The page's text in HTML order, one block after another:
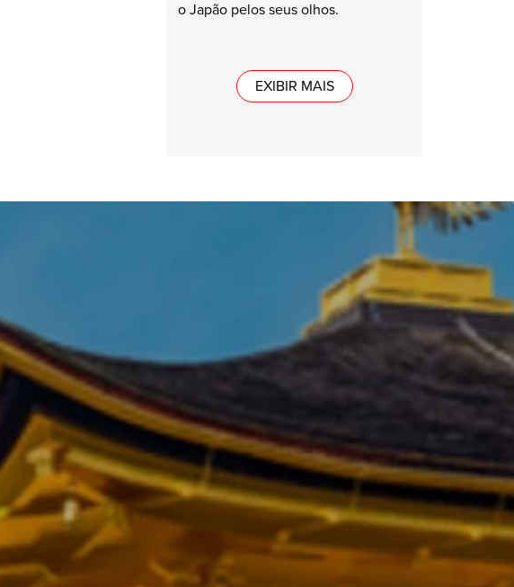
o Japão pelos seus olhos.
EXIBIR MAIS